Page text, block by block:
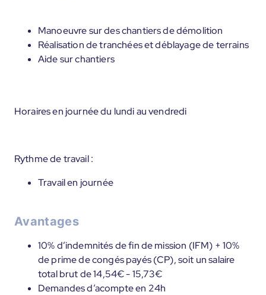
Manoeuvre sur des chantiers de démolition
Réalisation de tranchées et déblayage de terrains
Aide sur chantiers
Horaires en journée du lundi au vendredi
Rythme de travail :
Travail en journée
Avantages
10% d’indemnités de fin de mission (IFM) + 10%
de prime de congés payés (CP), soit un salaire
total brut de 14,54€ - 15,73€
Demandes d’acompte en 24h